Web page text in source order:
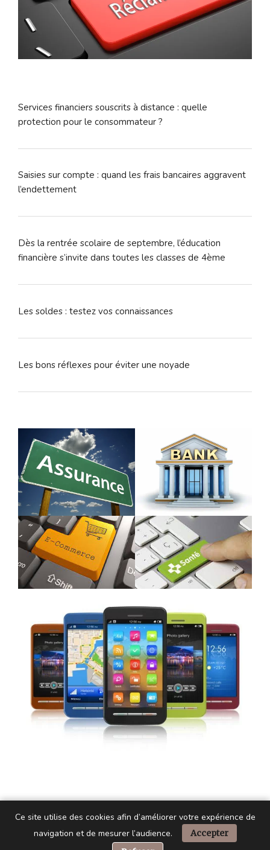
Services financiers souscrits à distance : quelle
protection pour le consommateur ?
Saisies sur compte : quand les frais bancaires aggravent
l’endettement
Dès la rentrée scolaire de septembre, l’éducation
financière s’invite dans toutes les classes de 4ème
Les soldes : testez vos connaissances
Les bons réflexes pour éviter une noyade
Ce site utilise des cookies afin d’améliorer votre expérience de
navigation et de mesurer l’audience.
Accepter